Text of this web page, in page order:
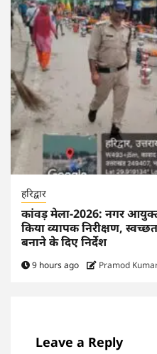
हरिद्वार
कांवड़ मेला-2026: नगर
किया व्यापक निरीक्षण,
बनाने के दिए निर्देश
9 hours ago Pramod
Leave a Reply